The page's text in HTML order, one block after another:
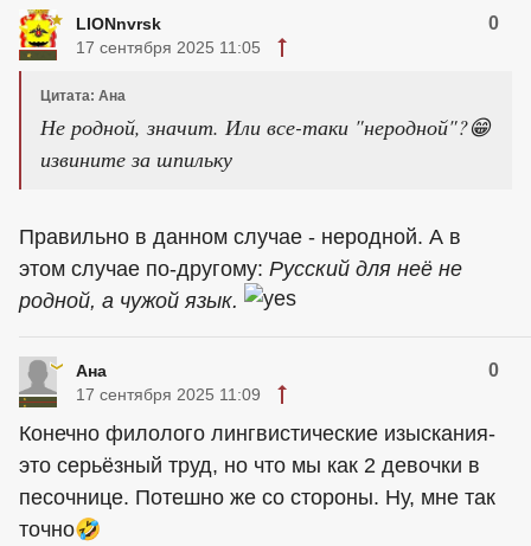
LIONnvrsk 0
17 сентября 2025 11:05
Цитата: Ана
Не родной, значит. Или все-таки "неродной"?😁
извините за шпильку
Правильно в данном случае - неродной. А в
этом случае по-другому: Русский для неё не
родной, а чужой язык.
Ана 0
17 сентября 2025 11:09
Конечно филолого лингвистические изыскания-
это серьёзный труд, но что мы как 2 девочки в
песочнице. Потешно же со стороны. Ну, мне так
точно🤣